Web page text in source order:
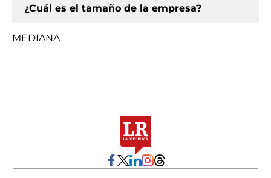
¿Cuál es el tamaño de la empresa?
MEDIANA